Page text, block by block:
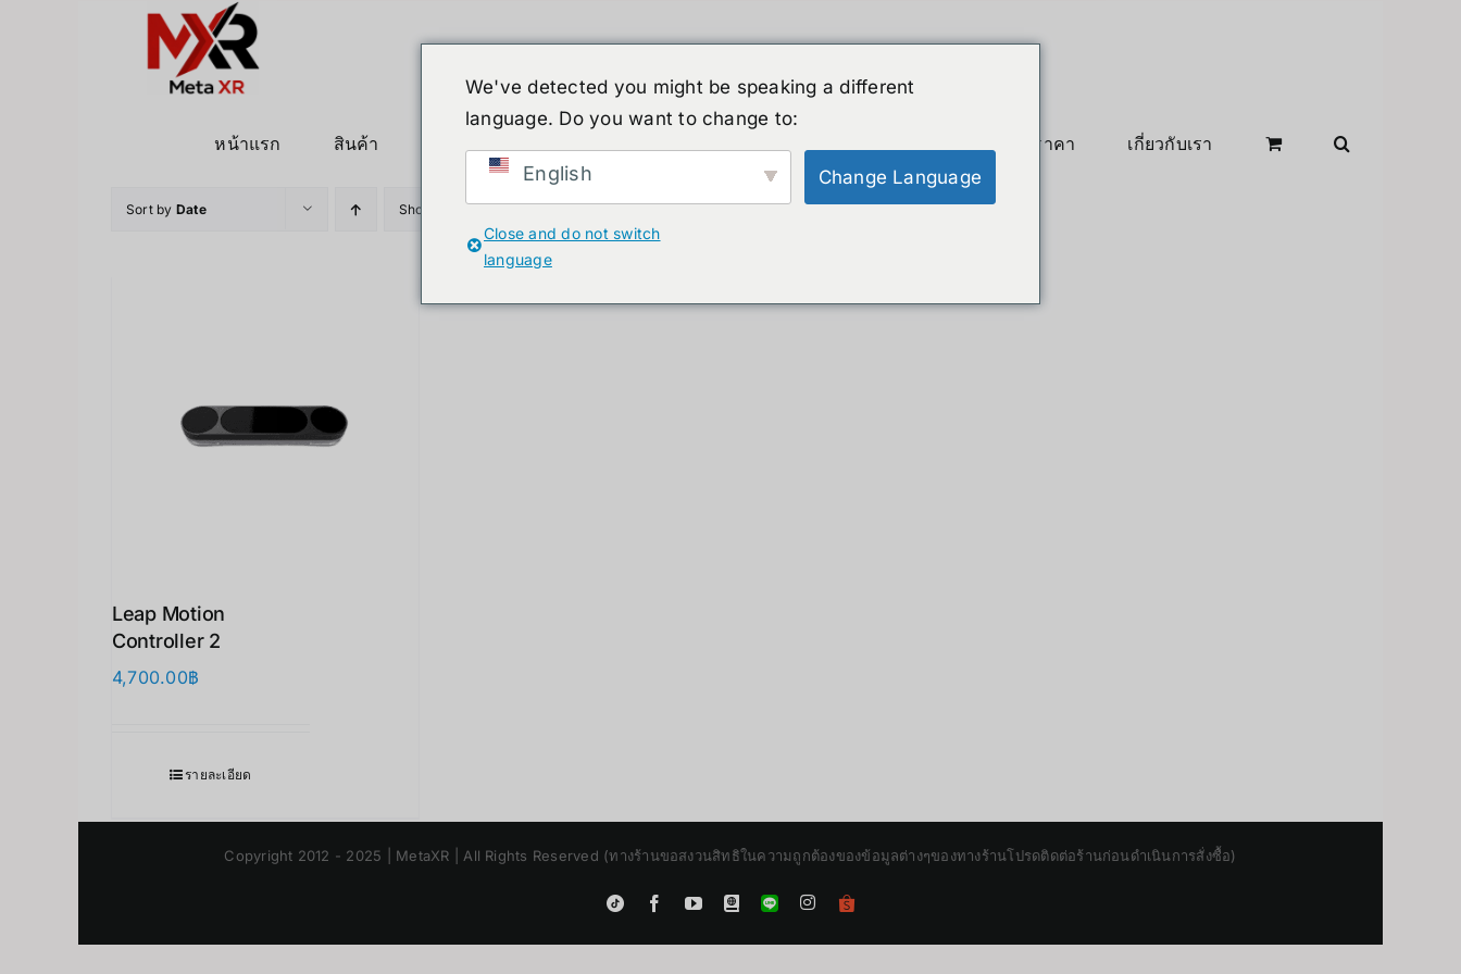
หน้าแรก
สินค้า สินค้าลดราคา เกี่ยวกับเรา
Sort by Date Show 24 Products
Leap Motion
Controller 2
4,700.00฿
รายละเอียด
Copyright 2012 - 2025 | MetaXR | All Rights Reserved (ทางร้านขอสงวนสิทธิในความถูกต้องของข้อมูลต่างๆของทางร้านโปรดติดต่อร้านก่อนดำเนินการสั่งซื้อ)
Tiktok FacebookYouTube
Blogger
LINE
Instagram
Shopee
We've detected you might be speaking a different
language. Do you want to change to:
English Change Language
Close and do not switch
language